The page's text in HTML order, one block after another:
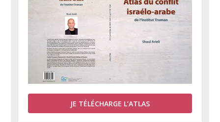
JE TÉLÉCHARGE L’ATLAS